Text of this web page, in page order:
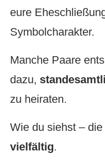
eure
Symbolcharakter.
Manche Paare
dazu,
zu heiraten.
Wie du siehst – die
vielfältig.